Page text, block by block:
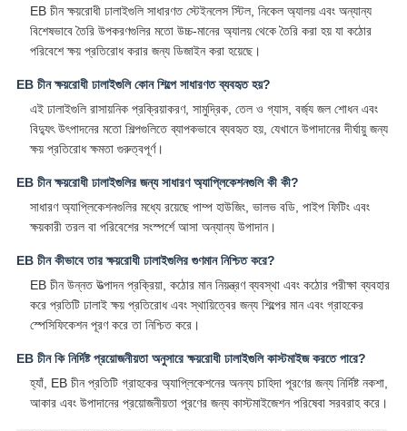
EB চীন ক্ষয়রোধী ঢালাইগুলি সাধারণত স্টেইনলেস স্টিল, নিকেল অ্যালয় এবং অন্যান্য
বিশেষভাবে তৈরি উপকরণগুলির মতো উচ্চ-মানের অ্যালয় থেকে তৈরি করা হয় যা কঠোর
পরিবেশে ক্ষয় প্রতিরোধ করার জন্য ডিজাইন করা হয়েছে।
EB চীন ক্ষয়রোধী ঢালাইগুলি কোন শিল্পে সাধারণত ব্যবহৃত হয়?
এই ঢালাইগুলি রাসায়নিক প্রক্রিয়াকরণ, সামুদ্রিক, তেল ও গ্যাস, বর্জ্য জল শোধন এবং
বিদ্যুৎ উৎপাদনের মতো শিল্পগুলিতে ব্যাপকভাবে ব্যবহৃত হয়, যেখানে উপাদানের দীর্ঘায়ু জন্য
ক্ষয় প্রতিরোধ ক্ষমতা গুরুত্বপূর্ণ।
EB চীন ক্ষয়রোধী ঢালাইগুলির জন্য সাধারণ অ্যাপ্লিকেশনগুলি কী কী?
সাধারণ অ্যাপ্লিকেশনগুলির মধ্যে রয়েছে পাম্প হাউজিং, ভালভ বডি, পাইপ ফিটিং এবং
ক্ষয়কারী তরল বা পরিবেশের সংস্পর্শে আসা অন্যান্য উপাদান।
EB চীন কীভাবে তার ক্ষয়রোধী ঢালাইগুলির গুণমান নিশ্চিত করে?
EB চীন উন্নত উত্পাদন প্রক্রিয়া, কঠোর মান নিয়ন্ত্রণ ব্যবস্থা এবং কঠোর পরীক্ষা ব্যবহার
করে প্রতিটি ঢালাই ক্ষয় প্রতিরোধ এবং স্থায়িত্বের জন্য শিল্পের মান এবং গ্রাহকের
স্পেসিফিকেশন পূরণ করে তা নিশ্চিত করে।
EB চীন কি নির্দিষ্ট প্রয়োজনীয়তা অনুসারে ক্ষয়রোধী ঢালাইগুলি কাস্টমাইজ করতে পারে?
হ্যাঁ, EB চীন প্রতিটি গ্রাহকের অ্যাপ্লিকেশনের অনন্য চাহিদা পূরণের জন্য নির্দিষ্ট নকশা,
আকার এবং উপাদানের প্রয়োজনীয়তা পূরণের জন্য কাস্টমাইজেশন পরিষেবা সরবরাহ করে।